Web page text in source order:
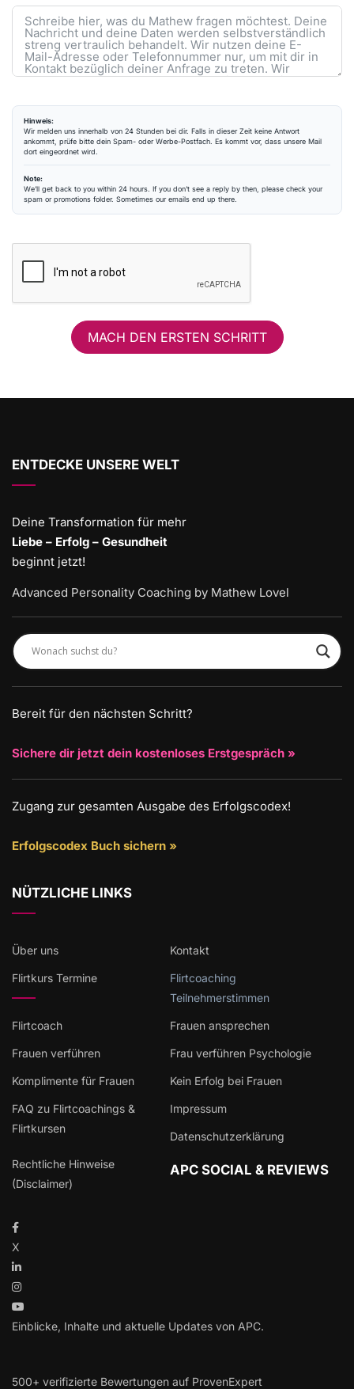
Hinweis:
Wir melden uns innerhalb von 24 Stunden bei dir. Falls in dieser Zeit keine Antwort
ankommt, prüfe bitte dein Spam- oder Werbe-Postfach. Es kommt vor, dass unsere Mail
dort eingeordnet wird.
Note:
We’ll get back to you within 24 hours. If you don’t see a reply by then, please check your
spam or promotions folder. Sometimes our emails end up there.
MACH DEN ERSTEN SCHRITT
ENTDECKE UNSERE WELT
Deine Transformation für mehr
Liebe – Erfolg – Gesundheit
beginnt jetzt!
Advanced Personality Coaching by Mathew Lovel
Bereit für den nächsten Schritt?
Sichere dir jetzt dein kostenloses Erstgespräch »
Zugang zur gesamten Ausgabe des Erfolgscodex!
Erfolgscodex Buch sichern »
NÜTZLICHE LINKS
Über uns Kontakt
Flirtkurs Termine
Flirtcoaching
Teilnehmerstimmen
Flirtcoach Frauen ansprechen
Frauen verführen Frau verführen Psychologie
Komplimente für Frauen Kein Erfolg bei Frauen
FAQ zu Flirtcoachings &
Flirtkursen
Impressum
Datenschutzerklärung
Rechtliche Hinweise
(Disclaimer)
APC SOCIAL & REVIEWS
X
Einblicke, Inhalte und aktuelle Updates von APC.
500+ verifizierte Bewertungen auf ProvenExpert